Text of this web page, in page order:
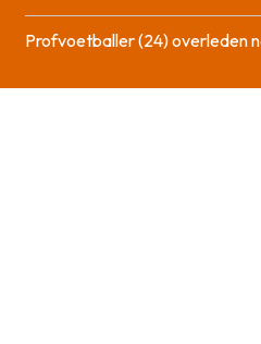
Profvoetballer (24) overleden